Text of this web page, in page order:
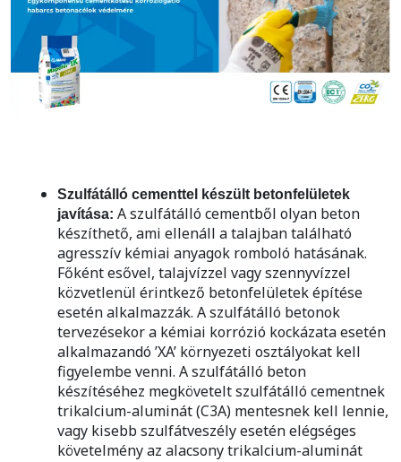
Szulfátálló cementtel készült betonfelületek
javítása: A szulfátálló cementből olyan beton
készíthető, ami ellenáll a talajban található
agresszív kémiai anyagok romboló hatásának.
Főként esővel, talajvízzel vagy szennyvízzel
közvetlenül érintkező betonfelületek építése
esetén alkalmazzák. A szulfátálló betonok
tervezésekor a kémiai korrózió kockázata esetén
alkalmazandó ’XA’ környezeti osztályokat kell
figyelembe venni. A szulfátálló beton
készítéséhez megkövetelt szulfátálló cementnek
trikalcium-aluminát (C3A) mentesnek kell lennie,
vagy kisebb szulfátveszély esetén elégséges
követelmény az alacsony trikalcium-aluminát